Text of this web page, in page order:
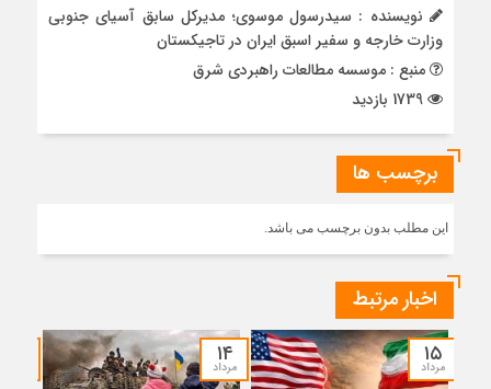
نویسنده : سیدرسول موسوی؛ مدیرکل سابق آسیای جنوبی
وزارت خارجه و سفیر اسبق ایران در تاجیکستان
منبع : موسسه مطالعات راهبردی شرق
برچسب ها
این مطلب بدون برچسب می باشد.
اخبار مرتبط
۱۵
مرداد ۱۴
مرداد